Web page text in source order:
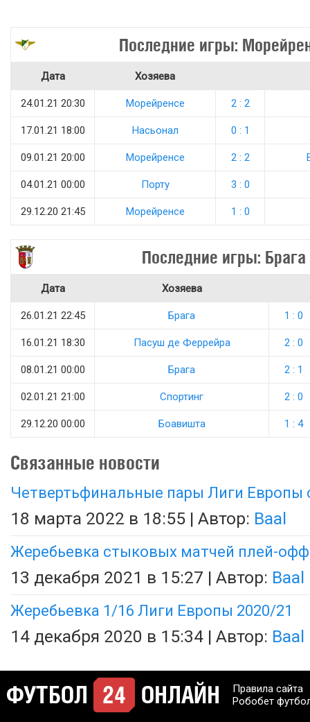
Последние игры:
Дата Хозяева
24.01.21 20:30 Морейренсе 2 : 2
17.01.21 18:00 Насьонал 0 : 1
09.01.21 20:00 Морейренсе 2 : 2
04.01.21 00:00 Порту 3 : 0
29.12.20 21:45 Морейренсе 1 : 0
Последние игры: Брага
Дата Хозяева
26.01.21 22:45 Брага 1 : 0
16.01.21 18:30 Пасуш де Феррейра 2 : 0
08.01.21 00:00 Брага 2 : 1
02.01.21 21:00 Спортинг 2 : 0
29.12.20 00:00 Боавишта 1 : 4
Связанные новости
Четвертьфинальные пары Лиги Европы
18 марта 2022 в 18:55 | Автор: Baal
Жеребьевка стыковых матчей плей-
13 декабря 2021 в 15:27 | Автор: Baal
Жеребьевка 1/16 Лиги Европы 2020/21
14 декабря 2020 в 15:34 | Автор: Baal
Правила сайта
Робобет